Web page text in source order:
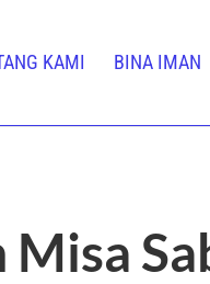
KAMI BINA IMAN